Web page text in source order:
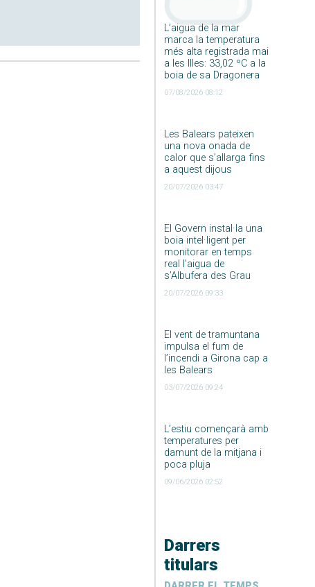
L’aigua de la mar
marca la temperatura
més alta registrada mai
a les Illes: 33,02 ºC a la
boia de sa Dragonera
07/08/2026 08:12
Les Balears pateixen
una nova onada de
calor que s’allarga fins
a aquest dijous
20/07/2026 03:47
El Govern instal·la una
boia intel·ligent per
monitorar en temps
real l’aigua de
s’Albufera des Grau
20/07/2026 09:33
El vent de tramuntana
impulsa el fum de
l’incendi a Girona cap a
les Balears
03/07/2026 09:24
L’estiu començarà amb
temperatures per
damunt de la mitjana i
poca pluja
09/06/2026 02:52
Darrers
titulars